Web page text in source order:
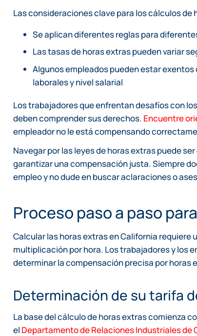
Las consideraciones clave para los cálculos de
Se aplican diferentes reglas para
Las tasas de horas extras pueden variar
Algunos empleados pueden estar
laborales y nivel salarial
Los trabajadores que enfrentan desafíos con
deben comprender sus derechos. Encuentre
empleador no le está compensando
Navegar por las leyes de horas extras puede
garantizar una compensación justa. Siempre
empleo y no dude en buscar aclaraciones o
Proceso paso a paso
Calcular las horas extras en California requiere
multiplicación por hora. Los trabajadores y los
determinar la compensación precisa por
Determinación de su tarifa
La base del cálculo de horas extras comienza
el Departamento de Relaciones Industriales de